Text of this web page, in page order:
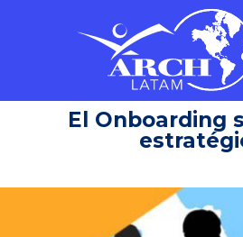
El Onboarding